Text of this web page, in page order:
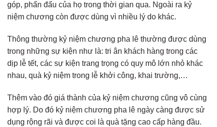
góp, phấn đấu của họ trong thời gian qua. Ngoài ra kỷ
niệm chương còn được dùng vì nhiều lý do khác.
Thông thường kỷ niệm chương pha lê thường được dùng
trong những sự kiện như là: tri ân khách hàng trong các
dịp lễ tết, các sự kiện trang trọng có quy mô lớn nhỏ khác
nhau, quà kỷ niệm trong lễ khởi công, khai trường,…
Thêm vào đó giá thành của kỷ niệm chương cũng vô cùng
hợp lý. Do đó kỷ niệm chương pha lê ngày càng được sử
dụng rộng rãi và được coi là quà tặng cao cấp hàng đầu.